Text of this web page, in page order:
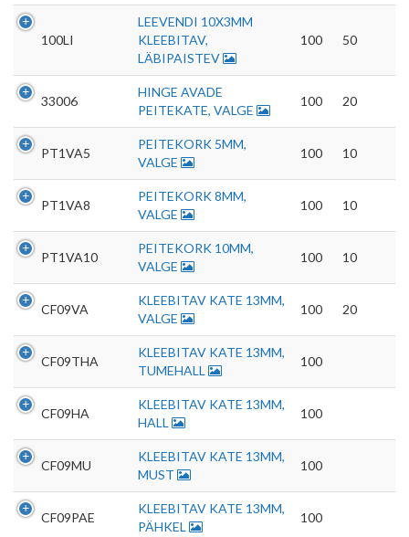
100LI
LEEVENDI 10X3MM
KLEEBITAV,
LÄBIPAISTEV
100 50
33006
HINGE AVADE
PEITEKATE, VALGE
100 20
PT1VA5
PEITEKORK 5MM,
VALGE
100 10
PT1VA8
PEITEKORK 8MM,
VALGE
100 10
PT1VA10
PEITEKORK 10MM,
VALGE
100 10
CF09VA
KLEEBITAV KATE 13MM,
VALGE
100 20
CF09THA
KLEEBITAV KATE 13MM,
TUMEHALL
100
CF09HA
KLEEBITAV KATE 13MM,
HALL
100
CF09MU
KLEEBITAV KATE 13MM,
MUST
100
CF09PAE
KLEEBITAV KATE 13MM,
PÄHKEL
100